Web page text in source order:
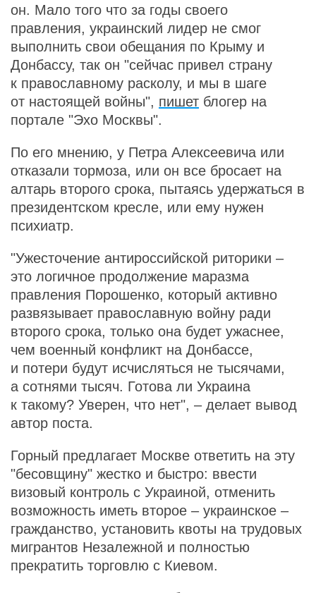
он. Мало того что за годы своего
правления, украинский лидер не смог
выполнить свои обещания по Крыму и
Донбассу, так он "сейчас привел страну
к православному расколу, и мы в шаге
от настоящей войны", пишет блогер на
портале "Эхо Москвы".
По его мнению, у Петра Алексеевича или
отказали тормоза, или он все бросает на
алтарь второго срока, пытаясь удержаться в
президентском кресле, или ему нужен
психиатр.
"Ужесточение антироссийской риторики –
это логичное продолжение маразма
правления Порошенко, который активно
развязывает православную войну ради
второго срока, только она будет ужаснее,
чем военный конфликт на Донбассе,
и потери будут исчисляться не тысячами,
а сотнями тысяч. Готова ли Украина
к такому? Уверен, что нет", – делает вывод
автор поста.
Горный предлагает Москве ответить на эту
"бесовщину" жестко и быстро: ввести
визовый контроль с Украиной, отменить
возможность иметь второе – украинское –
гражданство, установить квоты на трудовых
мигрантов Незалежной и полностью
прекратить торговлю с Киевом.